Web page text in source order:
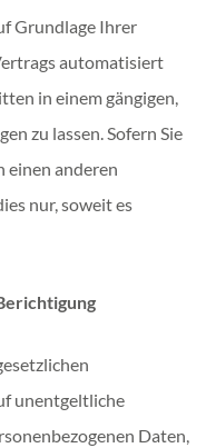
Grundlage Ihrer
automatisiert
in einem gängigen,
zu lassen. Sofern Sie
einen anderen
nur, soweit es
unentgeltliche
Daten,